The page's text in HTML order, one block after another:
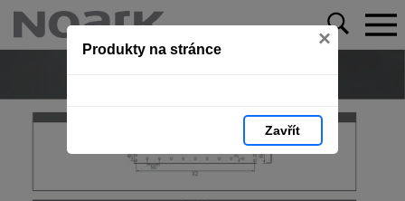
Produkty na stránce ×
Zavřít